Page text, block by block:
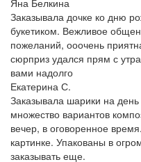
Заказывала дочке ко дню
букетиком. Вежливое
пожеланий, ооочень
сюрприз удался прям с
вами надолго
Екатерина С.
Заказывала шарики на
множество вариантов
вечер, в оговоренное
картинке. Упакованы в
заказывать еще.